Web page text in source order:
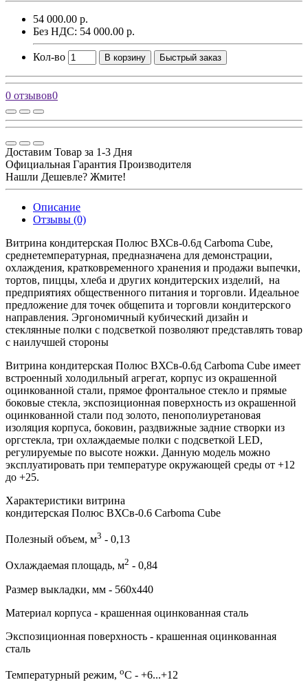
54 000.00 р.
Без НДС: 54 000.00 р.
Кол-во В корзину Быстрый заказ
0 отзывов0
Доставим Товар за 1-3 Дня
Официальная Гарантия Производителя
Нашли Дешевле? Жмите!
Описание
Отзывы (0)
Витрина кондитерская Полюс ВХСв-0.6д Carboma Cube,
среднетемпературная, предназначена для демонстрации,
охлаждения, кратковременного хранения и продажи выпечки,
тортов, пиццы, хлеба и других кондитерских изделий, на
предприятиях общественного питания и торговли. Идеальное
предложение для точек общепита и торговли кондитерского
направления. Эргономичный кубический дизайн и
стеклянные полки с подсветкой позволяют представлять товар
с наилучшей стороны
Витрина кондитерская Полюс ВХСв-0.6д Carboma Cube имеет
встроенный холодильный агрегат, корпус из окрашенной
оцинкованной стали, прямое фронтальное стекло и прямые
боковые стекла, экспозиционная поверхность из окрашенной
оцинкованной стали под золото, пенополиуретановая
изоляция корпуса, боковин, раздвижные задние створки из
оргстекла, три охлаждаемые полки с подсветкой LED,
регулируемые по высоте ножки. Данную модель можно
эксплуатировать при температуре окружающей среды от +12
до +25.
Характеристики витрина
кондитерская Полюс ВХСв-0.6 Carboma Cube
Полезный объем, м3 - 0,13
Охлаждаемая площадь, м2 - 0,84
Размер выкладки, мм - 560х440
Материал корпуса - крашенная оцинкованная сталь
Экспозиционная поверхность - крашенная оцинкованная
сталь
Температурный режим, оС - +6...+12